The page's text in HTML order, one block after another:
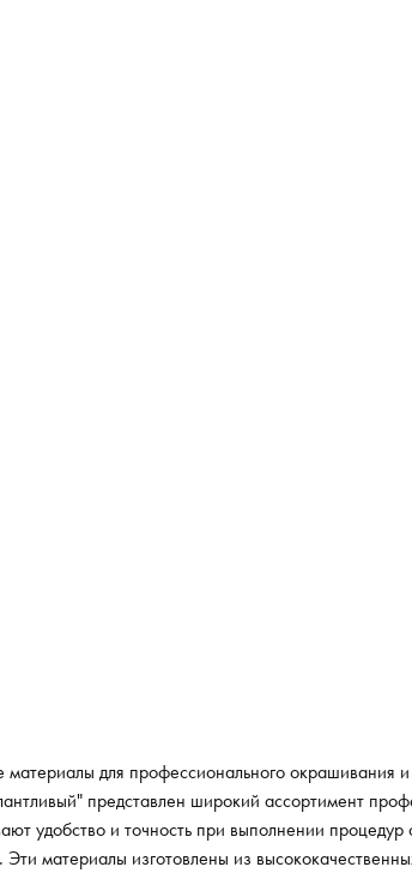
для профессионального окрашивания
представлен широкий ассортимент
удобство и точность при выполнении
Эти материалы изготовлены из